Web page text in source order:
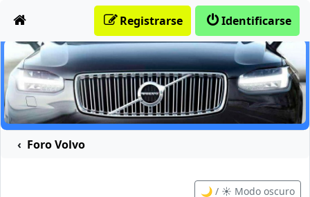
Identificarse
Registrarse
Foro Volvo
🌙 / ☀️ Modo oscuro